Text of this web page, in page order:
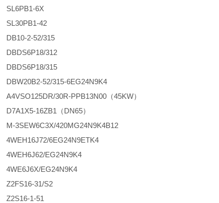
SL6PB1-6X
SL30PB1-42
DB10-2-52/315
DBDS6P18/312
DBDS6P18/315
DBW20B2-52/315-6EG24N9K4
A4VSO125DR/30R-PPB13N00（45KW）
D7A1X5-16ZB1（DN65）
M-3SEW6C3X/420MG24N9K4B12
4WEH16J72/6EG24N9ETK4
4WEH6J62/EG24N9K4
4WE6J6X/EG24N9K4
Z2FS16-31/S2
Z2S16-1-51